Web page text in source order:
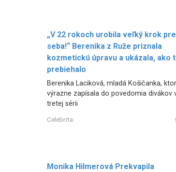
„V 22 rokoch urobila veľký krok pre
seba!“ Berenika z Ruže priznala
kozmetickú úpravu a ukázala, ako
prebiehalo
Berenika Laciková, mladá Košičanka,
výrazne zapísala do povedomia divákov
tretej sérii
Celebrita
Monika Hilmerová Prekvapila